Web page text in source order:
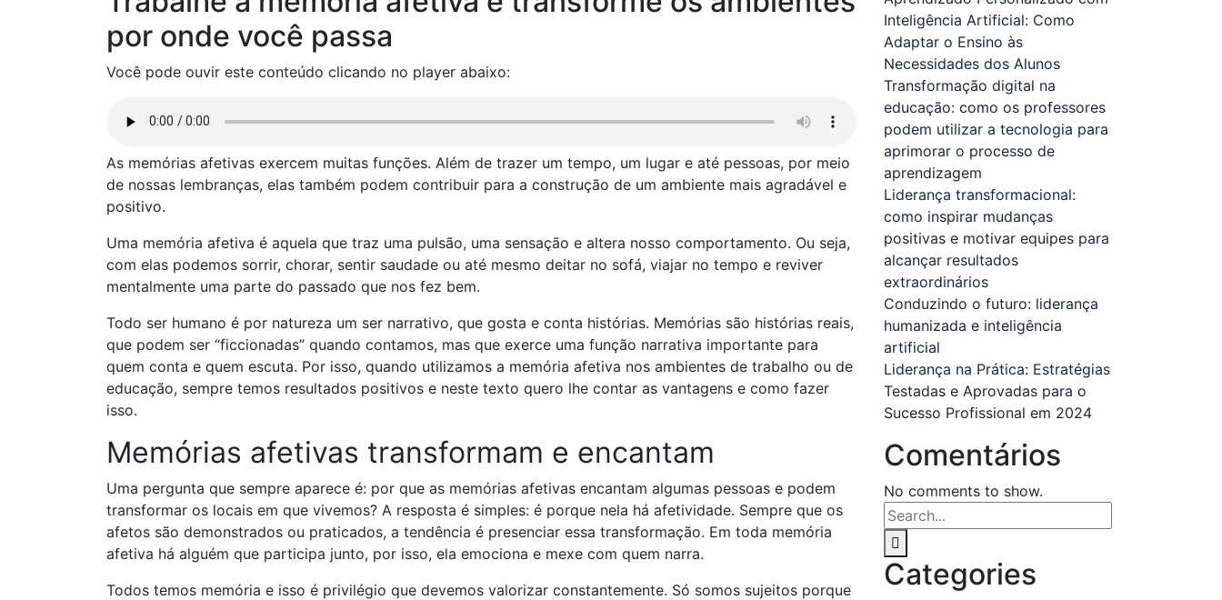
por onde você passa
Você pode ouvir este conteúdo clicando no player abaixo:
As memórias afetivas exercem muitas funções. Além de trazer um tempo, um lugar e até pessoas, por meio
de nossas lembranças, elas também podem contribuir para a construção de um ambiente mais agradável e
positivo.
Uma memória afetiva é aquela que traz uma pulsão, uma sensação e altera nosso comportamento. Ou seja,
com elas podemos sorrir, chorar, sentir saudade ou até mesmo deitar no sofá, viajar no tempo e reviver
mentalmente uma parte do passado que nos fez bem.
Todo ser humano é por natureza um ser narrativo, que gosta e conta histórias. Memórias são histórias reais,
que podem ser “ficcionadas” quando contamos, mas que exerce uma função narrativa importante para
quem conta e quem escuta. Por isso, quando utilizamos a memória afetiva nos ambientes de trabalho ou de
educação, sempre temos resultados positivos e neste texto quero lhe contar as vantagens e como fazer
isso.
Memórias afetivas transformam e encantam
Uma pergunta que sempre aparece é: por que as memórias afetivas encantam algumas pessoas e podem
transformar os locais em que vivemos? A resposta é simples: é porque nela há afetividade. Sempre que os
afetos são demonstrados ou praticados, a tendência é presenciar essa transformação. Em toda memória
afetiva há alguém que participa junto, por isso, ela emociona e mexe com quem narra.
Todos temos memória e isso é privilégio que devemos valorizar constantemente. Só somos sujeitos porque
Inteligência Artificial: Como
Adaptar o Ensino às
Necessidades dos Alunos
Transformação digital na
educação: como os professores
podem utilizar a tecnologia para
aprimorar o processo de
aprendizagem
Liderança transformacional:
como inspirar mudanças
positivas e motivar equipes para
alcançar resultados
extraordinários
Conduzindo o futuro: liderança
humanizada e inteligência
artificial
Liderança na Prática: Estratégias
Testadas e Aprovadas para o
Sucesso Profissional em 2024
Comentários
No comments to show.
Categories